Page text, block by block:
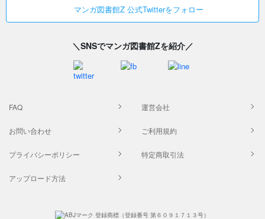
マンガ図書館Z 公式Twitterをフォロー
＼SNSでマンガ図書館Zを紹介／
FAQ 運営会社
お問い合わせ ご利用規約
プライバシーポリシー 特定商取引法
アップロード方法